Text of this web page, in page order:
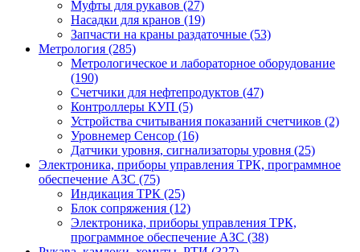
Муфты для рукавов (27)
Насадки для кранов (19)
Запчасти на краны раздаточные (53)
Метрология (285)
Метрологическое и лабораторное оборудование
(190)
Счетчики для нефтепродуктов (47)
Контроллеры КУП (5)
Устройства считывания показаний счетчиков (2)
Уровнемер Сенсор (16)
Датчики уровня, сигнализаторы уровня (25)
Электроника, приборы управления ТРК, программное
обеспечение АЗС (75)
Индикация ТРК (25)
Блок сопряжения (12)
Электроника, приборы управления ТРК,
программное обеспечение АЗС (38)